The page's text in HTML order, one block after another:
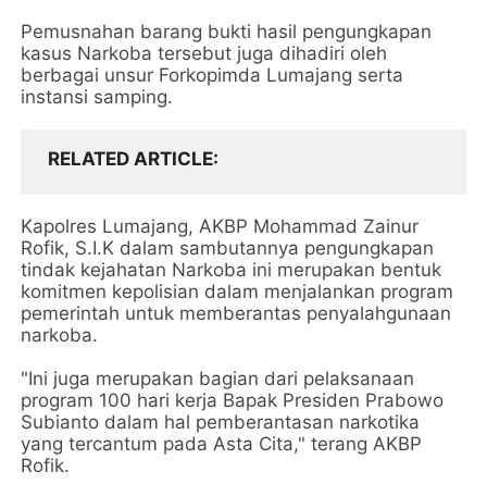
Pemusnahan barang bukti hasil pengungkapan
kasus Narkoba tersebut juga dihadiri oleh
berbagai unsur Forkopimda Lumajang serta
instansi samping.
RELATED ARTICLE
Kapolres Lumajang, AKBP Mohammad Zainur
Rofik, S.I.K dalam sambutannya pengungkapan
tindak kejahatan Narkoba ini merupakan bentuk
komitmen kepolisian dalam menjalankan program
pemerintah untuk memberantas penyalahgunaan
narkoba.
"Ini juga merupakan bagian dari pelaksanaan
program 100 hari kerja Bapak Presiden Prabowo
Subianto dalam hal pemberantasan narkotika
yang tercantum pada Asta Cita," terang AKBP
Rofik.